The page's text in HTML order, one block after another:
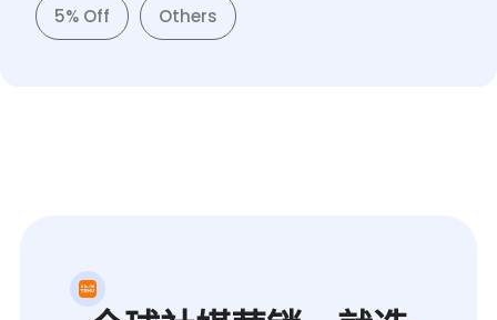
5% Off Others